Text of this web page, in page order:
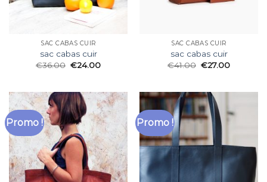
SAC CABAS CUIR
sac cabas cuir
€36.00 €24.00
SAC CABAS CUIR
sac cabas cuir
€41.00 €27.00
Promo ! Promo !